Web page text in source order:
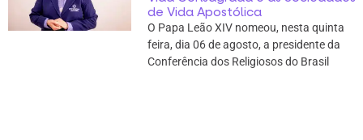
de Vida Apostólica
O Papa Leão XIV nomeou, nesta quinta
feira, dia 06 de agosto, a presidente da
Conferência dos Religiosos do Brasil